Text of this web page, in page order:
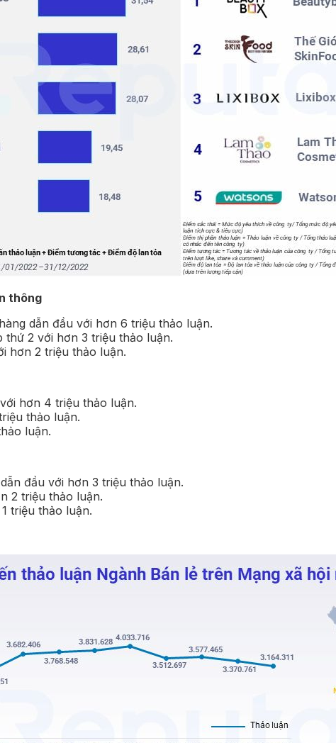
thông
dẫn đầu với hơn 6 triệu thảo luận.
thứ 2 với hơn 3 triệu thảo luận.
hơn 2 triệu thảo luận.
hơn 4 triệu thảo luận.
thảo luận.
luận.
đầu với hơn 3 triệu thảo luận.
2 triệu thảo luận.
triệu thảo luận.